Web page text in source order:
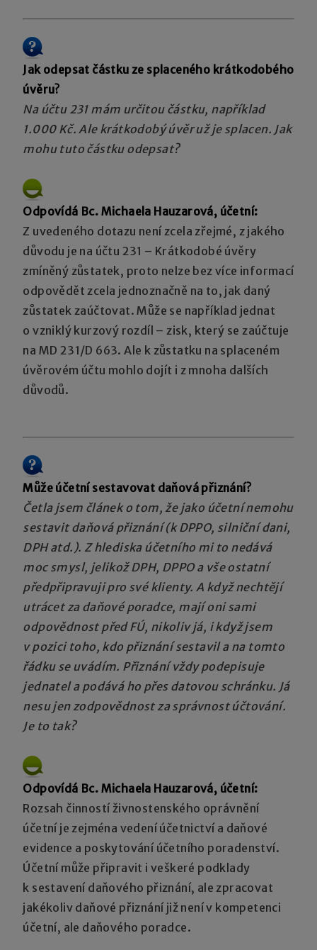
Jak odepsat částku ze splaceného krátkodobého
úvěru?
Na účtu 231 mám určitou částku, například
1.000 Kč. Ale krátkodobý úvěr už je splacen. Jak
mohu tuto částku odepsat?
Odpovídá Bc. Michaela Hauzarová, účetní:
Z uvedeného dotazu není zcela zřejmé, z jakého
důvodu je na účtu 231 – Krátkodobé úvěry
zmíněný zůstatek, proto nelze bez více informací
odpovědět zcela jednoznačně na to, jak daný
zůstatek zaúčtovat. Může se například jednat
o vzniklý kurzový rozdíl – zisk, který se zaúčtuje
na MD 231/D 663. Ale k zůstatku na splaceném
úvěrovém účtu mohlo dojít i z mnoha dalších
důvodů.
Může účetní sestavovat daňová přiznání?
Četla jsem článek o tom, že jako účetní nemohu
sestavit daňová přiznání (k DPPO, silniční dani,
DPH atd.). Z hlediska účetního mi to nedává
moc smysl, jelikož DPH, DPPO a vše ostatní
předpřipravuji pro své klienty. A když nechtějí
utrácet za daňové poradce, mají oni sami
odpovědnost před FÚ, nikoliv já, i když jsem
v pozici toho, kdo přiznání sestavil a na tomto
řádku se uvádím. Přiznání vždy podepisuje
jednatel a podává ho přes datovou schránku. Já
nesu jen zodpovědnost za správnost účtování.
Je to tak?
Odpovídá Bc. Michaela Hauzarová, účetní:
Rozsah činností živnostenského oprávnění
účetní je zejména vedení účetnictví a daňové
evidence a poskytování účetního poradenství.
Účetní může připravit i veškeré podklady
k sestavení daňového přiznání, ale zpracovat
jakékoliv daňové přiznání již není v kompetenci
účetní, ale daňového poradce.